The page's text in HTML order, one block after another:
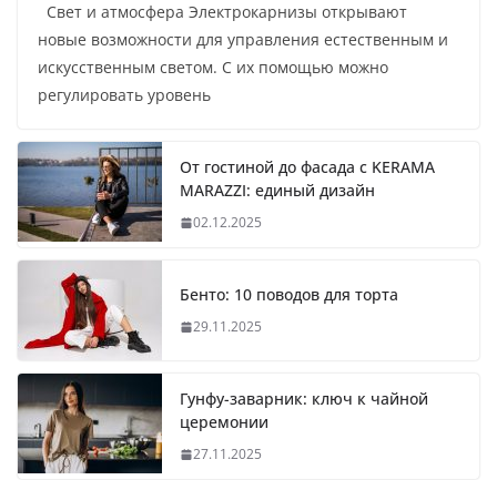
Свет и атмосфера Электрокарнизы открывают
новые возможности для управления естественным и
искусственным светом. С их помощью можно
регулировать уровень
От гостиной до фасада с KERAMA
MARAZZI: единый дизайн
02.12.2025
Бенто: 10 поводов для торта
29.11.2025
Гунфу-заварник: ключ к чайной
церемонии
27.11.2025